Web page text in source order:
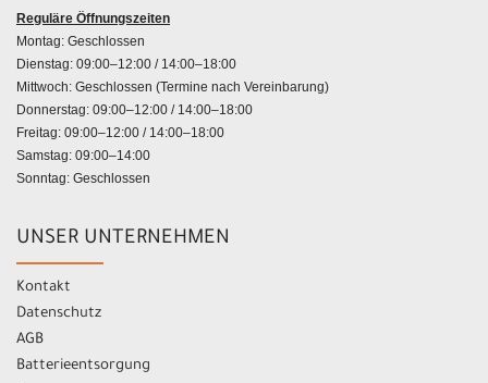
Reguläre Öffnungszeiten
Montag: Geschlossen
Dienstag: 09:00–12:00 / 14:00–18:00
Mittwoch: Geschlossen (Termine nach Vereinbarung)
Donnerstag: 09:00–12:00 / 14:00–18:00
Freitag: 09:00–12:00 / 14:00–18:00
Samstag: 09:00–14:00
Sonntag: Geschlossen
UNSER UNTERNEHMEN
Kontakt
Datenschutz
AGB
Batterieentsorgung